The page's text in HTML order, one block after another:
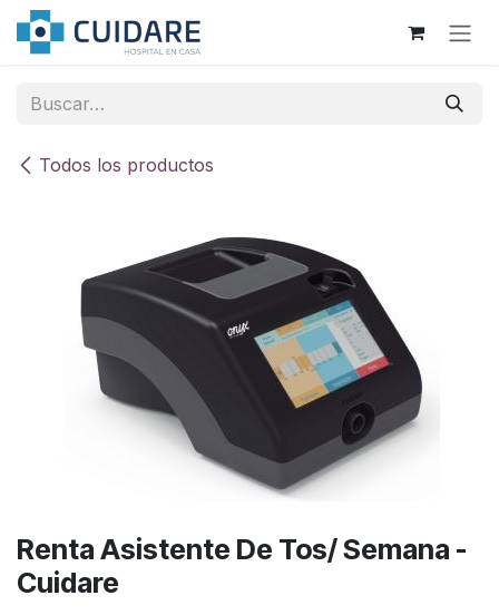
Ir al contenido
Todos los productos
Renta Asistente De Tos/ Semana -
Cuidare